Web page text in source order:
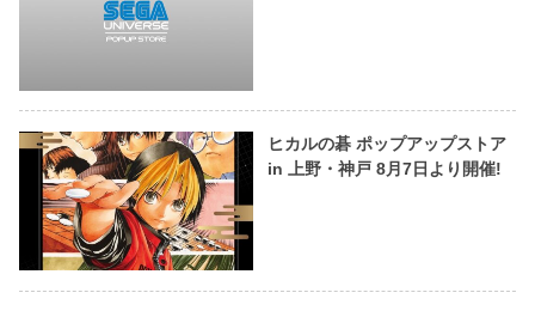
ヒカルの碁 ポップアップストア
in 上野・神戸 8月7日より開催!